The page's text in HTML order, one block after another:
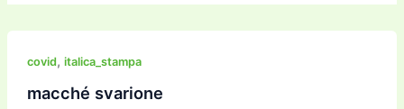
covid, italica_stampa
macché svarione